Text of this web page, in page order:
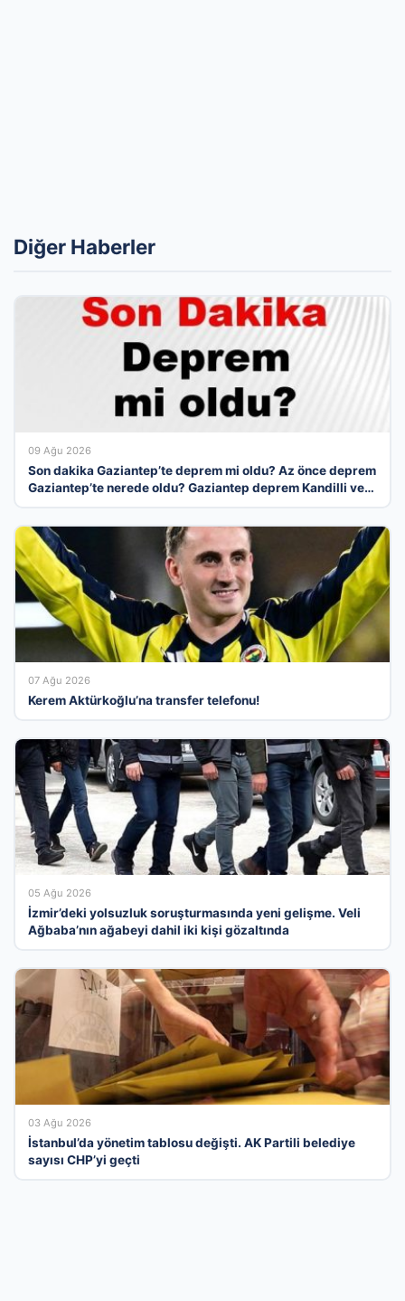
Diğer Haberler
09 Ağu 2026
Son dakika Gaziantep’te deprem mi oldu? Az önce deprem
Gaziantep’te nerede oldu? Gaziantep deprem Kandilli ve
07 Ağu 2026
Kerem Aktürkoğlu’na transfer telefonu!
05 Ağu 2026
İzmir’deki yolsuzluk soruşturmasında yeni gelişme. Veli
Ağbaba’nın ağabeyi dahil iki kişi gözaltında
03 Ağu 2026
İstanbul’da yönetim tablosu değişti. AK Partili belediye
sayısı CHP’yi geçti